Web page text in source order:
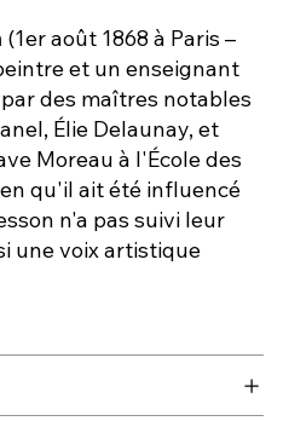
(1er août 1868 à Paris –
et un enseignant
des maîtres notables
Élie Delaunay, et
Moreau à l'École des
qu'il ait été influencé
n'a pas suivi leur
une voix artistique